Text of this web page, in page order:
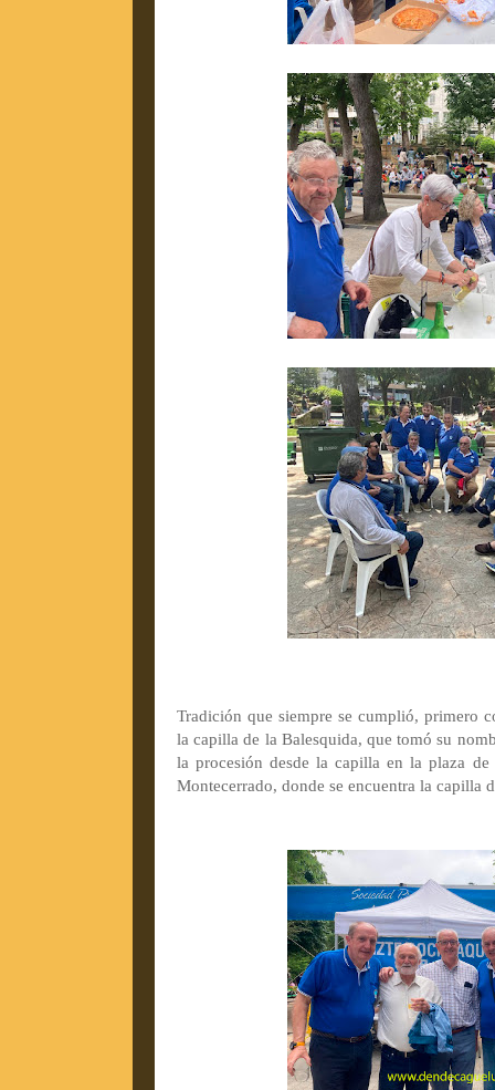
Tradición que siempre se cumplió, primero
la capilla de la Balesquida, que tomó su
la procesión desde la capilla en la plaza
Montecerrado, donde se encuentra la capilla